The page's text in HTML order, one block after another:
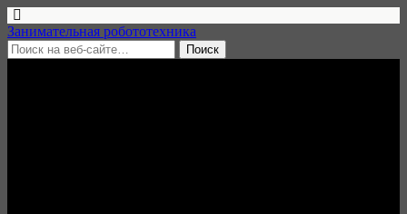
Занимательная робототехника